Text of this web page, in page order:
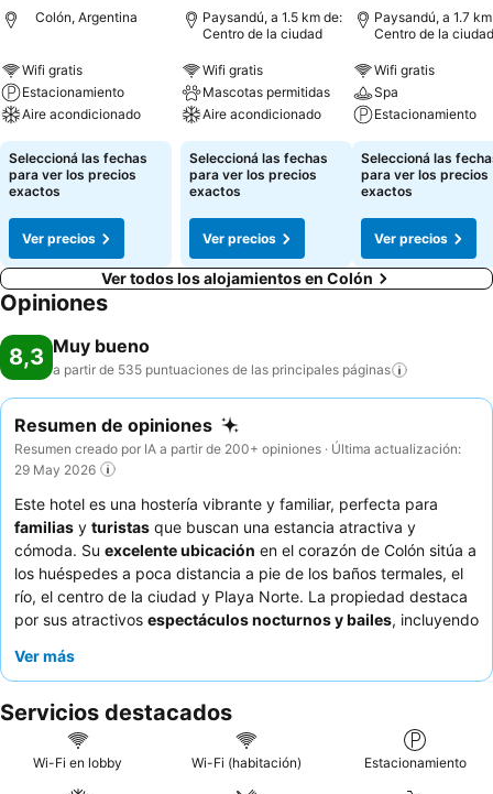
Colón, Argentina
Wifi gratis
Estacionamiento
Aire acondicionado
Seleccioná las fechas
para ver los precios
exactos
Ver precios
Paysandú, a 1.5 km de:
Centro de la ciudad
Wifi gratis
Mascotas permitidas
Aire acondicionado
Seleccioná las fechas
para ver los precios
exactos
Ver precios
Paysandú, a 1.7
Centro de la ciudad
Wifi gratis
Spa
Estacionamiento
Seleccioná las
para ver los precios
exactos
Ver precios
Ver todos los alojamientos en Colón
Opiniones
8,3 Muy bueno
a partir de 535 puntuaciones de las principales páginas
Resumen de opiniones
Resumen creado por IA a partir de 200+ opiniones · Última actualización:
29 May 2026
Este hotel es una hostería vibrante y familiar, perfecta para
familias y turistas que buscan una estancia atractiva y
cómoda. Su excelente ubicación en el corazón de Colón sitúa a
los huéspedes a poca distancia a pie de los baños termales, el
río, el centro de la ciudad y Playa Norte. La propiedad destaca
por sus atractivos espectáculos nocturnos y bailes, incluyendo
ambiente festivo. Los huéspedes elogian constantemente el
con la deliciosa y variada oferta culinaria, especialmente las
empanadas y el pescado local, muy recomendados. Para una
experiencia más tranquila, los huéspedes podrían considerar
Ver más
Servicios destacados
Wi-Fi en lobby Wi-Fi (habitación) Estacionamiento